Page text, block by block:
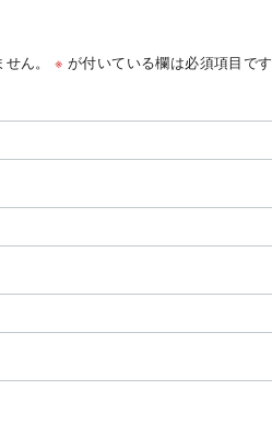
ん。 ※ が付いている欄は必須項目です